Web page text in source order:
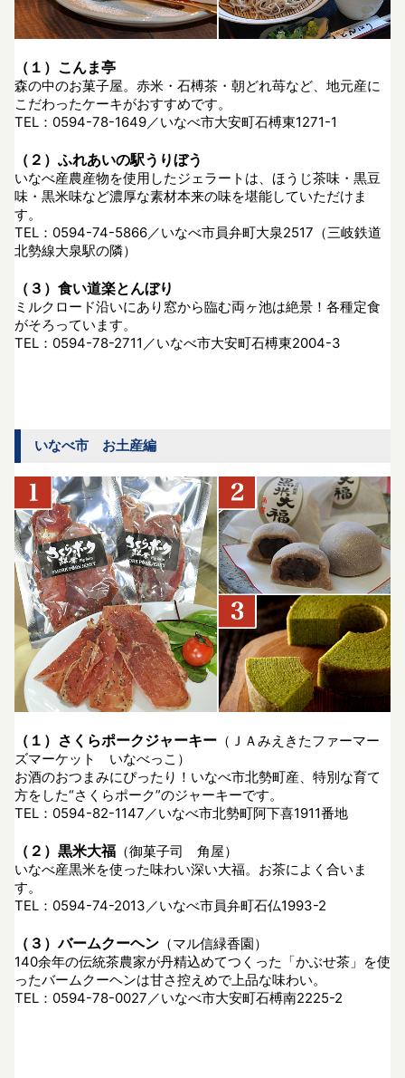
（１）こんま亭
森の中のお菓子屋。赤米・石榑茶・朝どれ苺など、地元産に
こだわったケーキがおすすめです。
TEL：0594-78-1649／いなべ市大安町石榑東1271-1
（２）ふれあいの駅うりぼう
いなべ産農産物を使用したジェラートは、ほうじ茶味・黒豆
味・黒米味など濃厚な素材本来の味を堪能していただけま
す。
TEL：0594-74-5866／いなべ市員弁町大泉2517（三岐鉄道
北勢線大泉駅の隣）
（３）食い道楽とんぼり
ミルクロード沿いにあり窓から臨む両ヶ池は絶景！各種定食
がそろっています。
TEL：0594-78-2711／いなべ市大安町石榑東2004-3
いなべ市 お土産編
（１）さくらポークジャーキー （ＪＡみえきたファーマー
ズマーケット いなべっこ）
お酒のおつまみにぴったり！いなべ市北勢町産、特別な育て
方をした“さくらポーク”のジャーキーです。
TEL：0594-82-1147／いなべ市北勢町阿下喜1911番地
（２）黒米大福 （御菓子司 角屋）
いなべ産黒米を使った味わい深い大福。お茶によく合いま
す。
TEL：0594-74-2013／いなべ市員弁町石仏1993-2
（３）バームクーヘン （マル信緑香園）
140余年の伝統茶農家が丹精込めてつくった「かぶせ茶」を使
ったバームクーヘンは甘さ控えめで上品な味わい。
TEL：0594-78-0027／いなべ市大安町石榑南2225-2